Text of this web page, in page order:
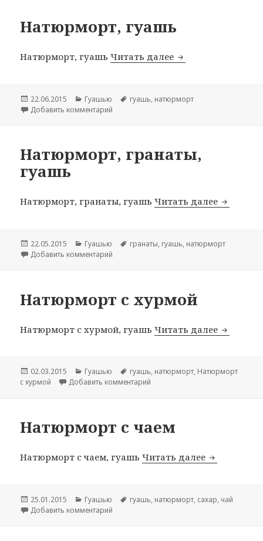
Натюрморт, гуашь
Натюрморт, гуашьЧитать далее Натюрморт,
Опубликовано
22.06.2015 Рубрики
Гуашью Метки
гуашь, натюрморт
Добавить комментарий
Натюрморт, гранаты,
гуашь
Натюрморт, гранаты, гуашьЧитать далее
Опубликовано
22.05.2015 Рубрики
Гуашью Метки
гранаты, гуашь, натюрморт
Добавить комментарий
Натюрморт с хурмой
Натюрморт с хурмой, гуашьЧитать далее
Опубликовано
02.03.2015 Рубрики
Гуашью Метки
гуашь, натюрморт, Натюрморт
с хурмой
Добавить комментарий
Натюрморт с чаем
Натюрморт с чаем, гуашьЧитать далее
Опубликовано
25.01.2015 Рубрики
Гуашью Метки
гуашь, натюрморт, сахар, чай
Добавить комментарий